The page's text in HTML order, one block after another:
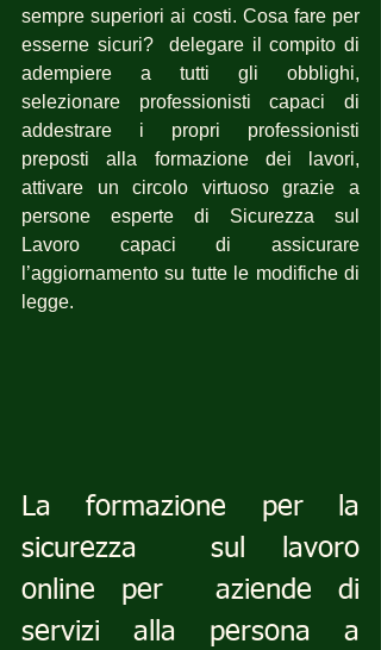
sempre superiori ai costi. Cosa fare per
esserne sicuri?  delegare il compito di
adempiere a tutti gli obblighi,
selezionare professionisti capaci di
addestrare i propri professionisti
preposti alla formazione dei lavori,
attivare un circolo virtuoso grazie a
persone esperte di Sicurezza sul
Lavoro capaci di assicurare
l’aggiornamento su tutte le modifiche di
legge.
La formazione per la
sicurezza  sul lavoro
online per  aziende di
servizi alla persona a